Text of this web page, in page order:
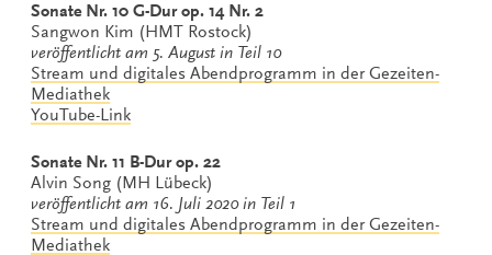
Sonate Nr. 10 G-Dur op. 14 Nr. 2
Sangwon Kim (HMT Rostock)
veröffentlicht am 5. August in Teil 10
Stream und digitales Abendprogramm in der Gezeiten-
Mediathek
YouTube-Link
Sonate Nr. 11 B-Dur op. 22
Alvin Song (MH Lübeck)
veröffentlicht am 16. Juli 2020 in Teil 1
Stream und digitales Abendprogramm in der Gezeiten-
Mediathek